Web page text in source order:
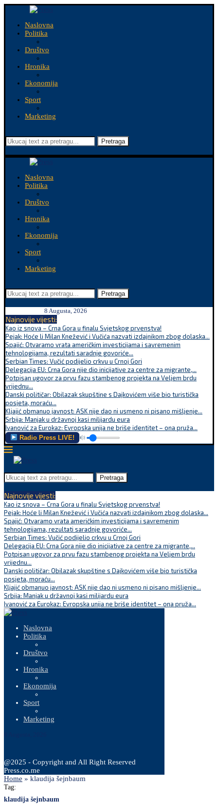
Naslovna
Politika
Društvo
Hronika
Ekonomija
Sport
Marketing
Pretraga
Naslovna
Politika
Društvo
Hronika
Ekonomija
Sport
Marketing
Pretraga
8 Augusta, 2026
Najnovije vijesti:
Kao iz snova – Crna Gora u finalu Svjetskog prvenstva!
Pejak: Hoće li Milan Knežević i Vučića nazvati izdajnikom zbog dolaska...
Spajić: Otvaramo vrata američkim investicijama i savremenim
tehnologijama, rezultati saradnje govoriće...
Serbian Times: Vučić podijelio crkvu u Crnoj Gori
Delegacija EU: Crna Gora nije dio inicijative za centre za migrante,...
Potpisan ugovor za prvu fazu stambenog projekta na Veljem brdu
vrijednu...
Danski političar: Obilazak skupštine s Dajkovićem više bio turistička
posjeta, moraću...
Kljajić obmanuo javnost: ASK nije dao ni usmeno ni pisano mišljenje...
Srbija: Manjak u državnoj kasi milijardu eura
Ivanović za Eurokaz: Evropska unija ne briše identitet – ona pruža...
Radio Press LIVE!
Pretraga
Najnovije vijesti:
Kao iz snova – Crna Gora u finalu Svjetskog prvenstva!
Pejak: Hoće li Milan Knežević i Vučića nazvati izdajnikom zbog dolaska...
Spajić: Otvaramo vrata američkim investicijama i savremenim
tehnologijama, rezultati saradnje govoriće...
Serbian Times: Vučić podijelio crkvu u Crnoj Gori
Delegacija EU: Crna Gora nije dio inicijative za centre za migrante,...
Potpisan ugovor za prvu fazu stambenog projekta na Veljem brdu
vrijednu...
Danski političar: Obilazak skupštine s Dajkovićem više bio turistička
posjeta, moraću...
Kljajić obmanuo javnost: ASK nije dao ni usmeno ni pisano mišljenje...
Srbija: Manjak u državnoj kasi milijardu eura
Ivanović za Eurokaz: Evropska unija ne briše identitet – ona pruža...
Naslovna
Politika
Društvo
Hronika
Ekonomija
Sport
Marketing
@2025 - Copyright and All Right Reserved
Press.co.me
Home » klaudija šejnbaum
Tag:
klaudija šejnbaum